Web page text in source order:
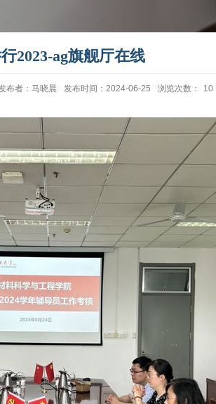
2023-ag旗舰厅在线
布者：马晓晨 发布时间：2024-06-25 浏览次数： 10